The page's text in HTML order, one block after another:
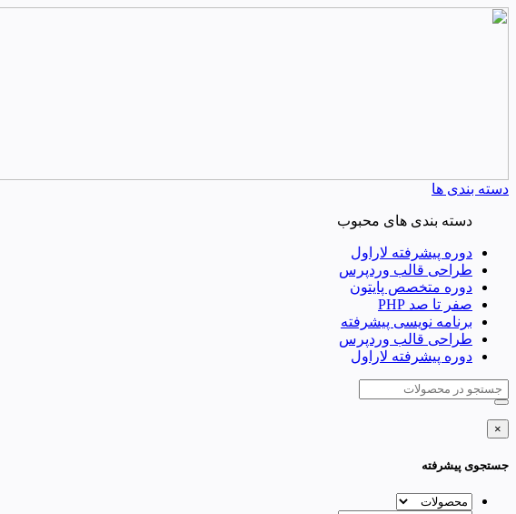
دسته بندی ها
دسته بندی های محبوب
دوره پیشرفته لاراول
طراحی قالب وردپرس
دوره متخصص پایتون
صفر تا صد PHP
برنامه نویسی پیشرفته
طراحی قالب وردپرس
دوره پیشرفته لاراول
×
جستجوی پیشرفته